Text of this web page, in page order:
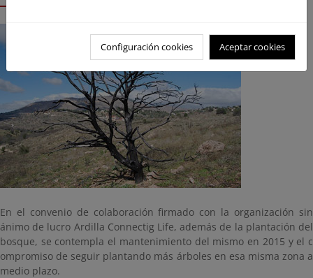
En el convenio de colaboración firmado con la organización sin
ánimo de lucro Ardilla Connectig Life, además de la plantación del
bosque, se contempla el mantenimiento del mismo en 2015 y el c
ompromiso de seguir plantando más árboles en esa misma zona a
medio plazo.
Configuración cookies Aceptar cookies